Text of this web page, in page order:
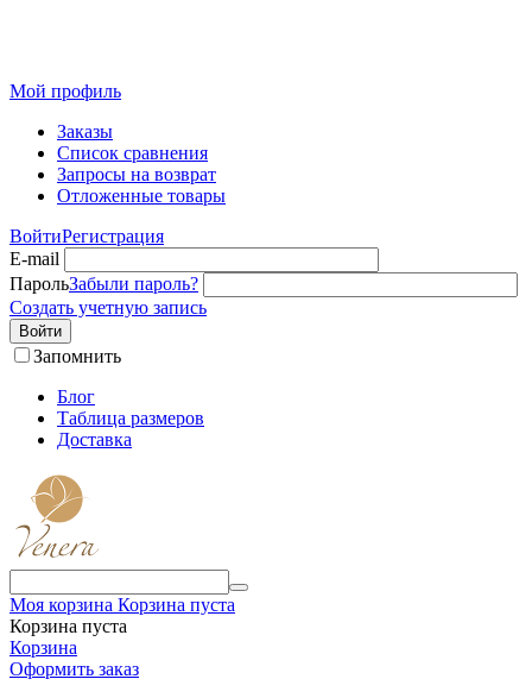
Мой профиль
Заказы
Список сравнения
Запросы на возврат
Отложенные товары
ВойтиРегистрация
E-mail
ПарольЗабыли пароль?
Создать учетную запись
Войти
Запомнить
Блог
Таблица размеров
Доставка
Моя корзина Корзина пуста
Корзина пуста
Корзина
Оформить заказ